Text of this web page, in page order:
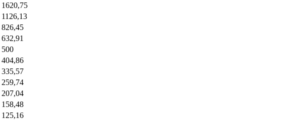
1620,75
1126,13
826,45
632,91
500
404,86
335,57
259,74
207,04
158,48
125,16